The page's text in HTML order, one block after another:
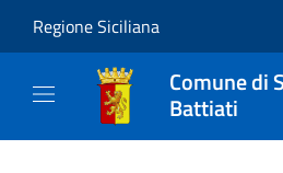
Regione Siciliana
Comune di
Battiati